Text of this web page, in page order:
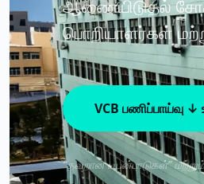
ஆணையிடுதல்
பொறியாளர்கள்
VCB பணிப்பாய்வு ↓
“தவறான பயன்பாடுகள்”